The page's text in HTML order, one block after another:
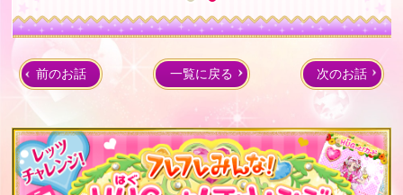
前のお話 一覧に戻る 次のお話